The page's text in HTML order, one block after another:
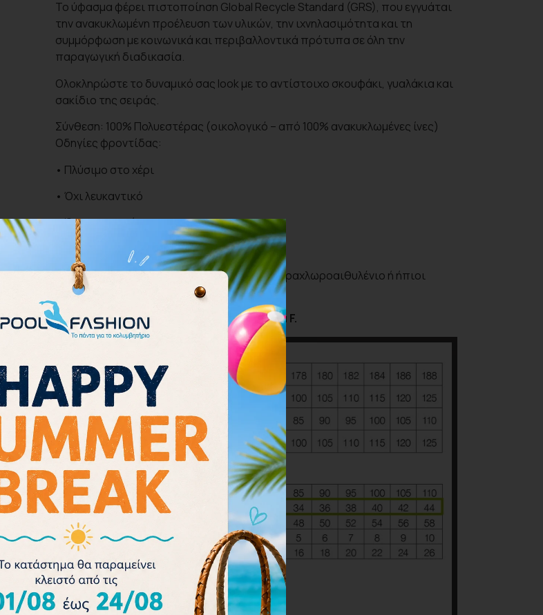
Το ύφασμα φέρει πιστοποίηση Global Recycle Standard (GRS), που εγγυάται
την ανακυκλωμένη προέλευση των υλικών, την ιχνηλασιμότητα και τη
συμμόρφωση με κοινωνικά και περιβαλλοντικά πρότυπα σε όλη την
παραγωγική διαδικασία.
Ολοκληρώστε το δυναμικό σας look με το αντίστοιχο σκουφάκι, γυαλάκια και
σακίδιο της σειράς.
Σύνθεση: 100% Πολυεστέρας (οικολογικό – από 100% ανακυκλωμένες ίνες)
Οδηγίες φροντίδας:
• Πλύσιμο στο χέρι
• Όχι λευκαντικό
• Όχι στεγνωτήριο
• Όχι σιδέρωμα
• Επαγγελματικός στεγνός καθαρισμός (τετραχλωροαιθυλένιο ή ήπιοι
υδρογονάνθρακες)
*Τα μεγέθη αντιστοιχούν στην κατηγορία F.